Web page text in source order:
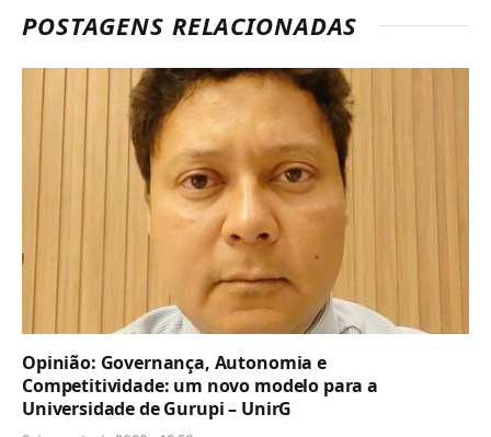
POSTAGENS RELACIONADAS
Opinião: Governança, Autonomia e
Competitividade: um novo modelo para a
Universidade de Gurupi – UnirG